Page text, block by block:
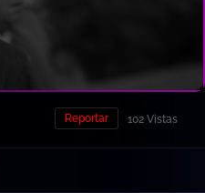
102 Vistas
Reportar